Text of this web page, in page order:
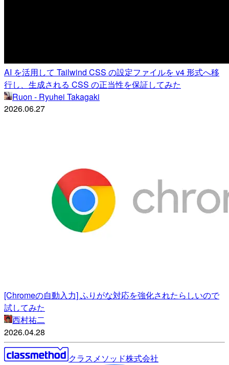
AI を活用して Tailwind CSS の設定ファイルを v4 形式へ移
行し、生成される CSS の正当性を保証してみた
Ruon - Ryuhei Takagaki
2026.06.27
[Chromeの自動入力] ふりがな対応を強化されたらしいので
試してみた
西村祐二
2026.04.28
クラスメソッド株式会社